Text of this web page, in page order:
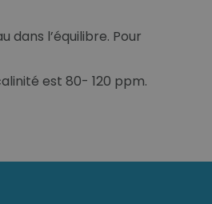
dans l’équilibre. Pour
est 80- 120 ppm.